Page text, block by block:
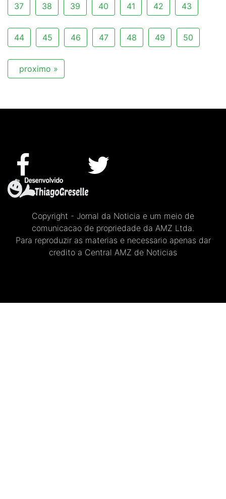
37 38 39 40 41 42 43
44 45 46 47 48 49 50
proximo »
Copyright - Jornal da Noticia e um meio de
comunicacao de propriedade da AMZ Ltda.
Para reproduzir as materias e necessario apenas dar
credito a Central AMZ de Noticias